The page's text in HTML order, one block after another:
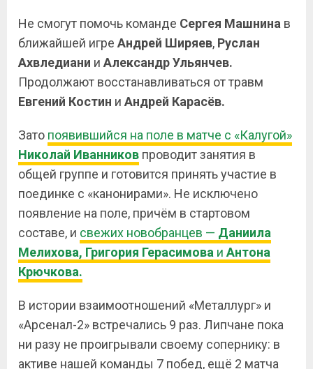
Не смогут помочь команде Сергея Машнина в
ближайшей игре Андрей Ширяев, Руслан
Ахвледиани и АлександрУльянчев.
Продолжают восстанавливаться от травм
Евгений Костин и Андрей Карасёв.
Зато появившийся на поле в матче с «Калугой»
Николай Иванников проводит занятия в
общей группе и готовится принять участие в
поединке с «канонирами». Не исключено
появление на поле, причём в стартовом
составе, и свежих новобранцев — Даниила
Мелихова, Григория Герасимова и Антона
Крючкова.
В истории взаимоотношений «Металлург» и
«Арсенал-2» встречались 9 раз. Липчане пока
ни разу не проигрывали своему сопернику: в
активе нашей команды 7 побед, ещё 2 матча